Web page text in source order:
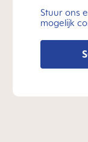
Stuur ons
mogelijk